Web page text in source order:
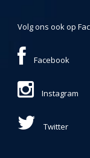
Volg ons ook op
Facebook
Instagram
Twitter